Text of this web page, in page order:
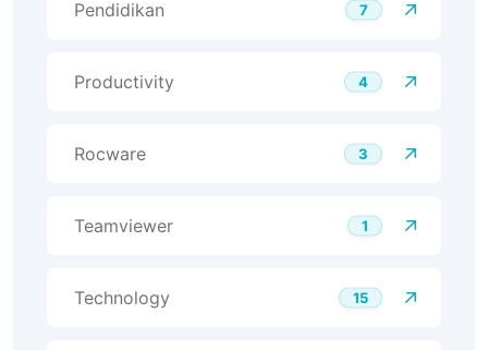
Pendidikan 7
Productivity 4
Rocware 3
Teamviewer 1
Technology 15